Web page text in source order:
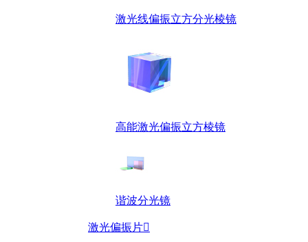
激光线偏振立方分光棱镜
高能激光偏振立方棱镜
谐波分光镜
激光偏振片